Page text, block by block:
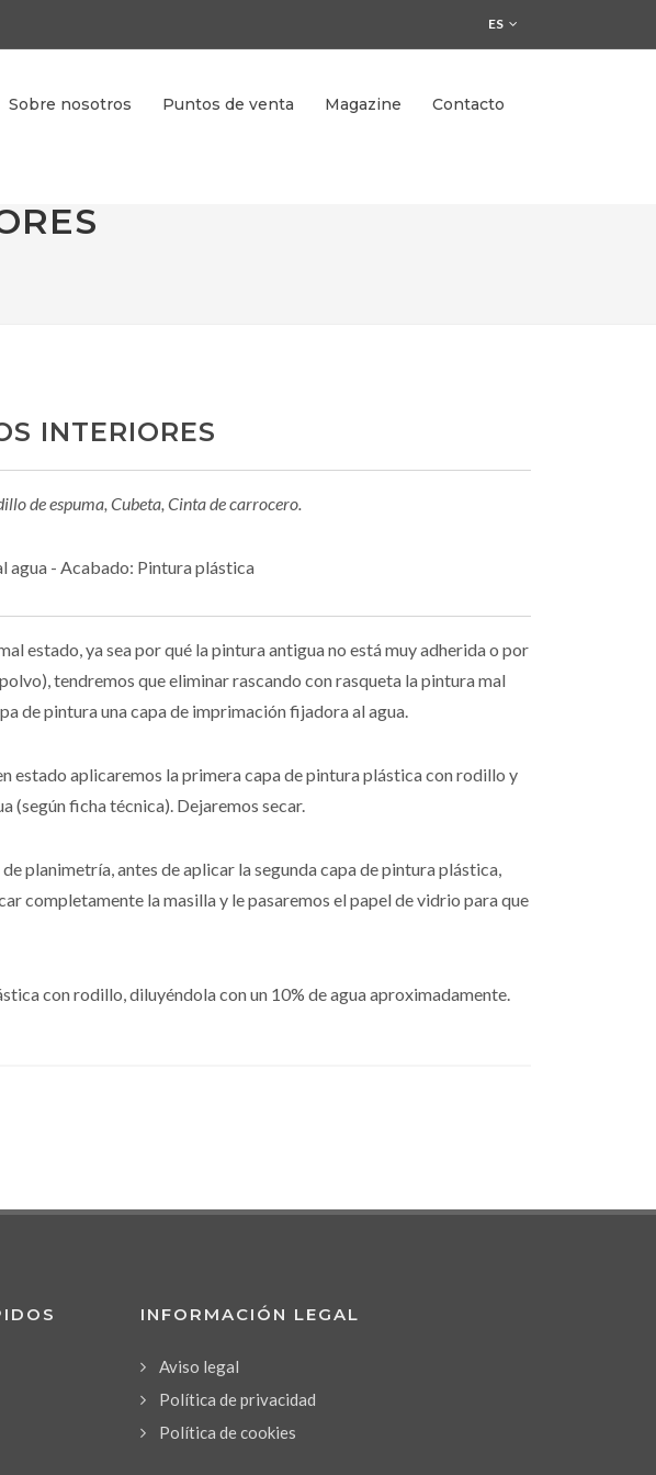
ES
Sobre nosotros Puntos de venta Magazine Contacto
INTERIORES
de espuma, Cubeta, Cinta de carrocero.
- Acabado: Pintura plástica
estado, ya sea por qué la pintura antigua no está muy adherida o por
tendremos que eliminar rascando con rasqueta la pintura mal
de pintura una capa de imprimación fijadora al agua.
estado aplicaremos la primera capa de pintura plástica con rodillo y
(según ficha técnica). Dejaremos secar.
planimetría, antes de aplicar la segunda capa de pintura plástica,
completamente la masilla y le pasaremos el papel de vidrio para que
con rodillo, diluyéndola con un 10% de agua aproximadamente.
INFORMACIÓN LEGAL
Aviso legal
Política de privacidad
Política de cookies